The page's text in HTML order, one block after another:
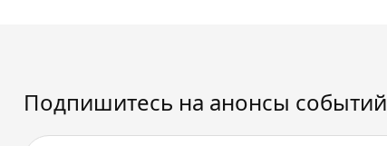
Подпишитесь на анонсы событий